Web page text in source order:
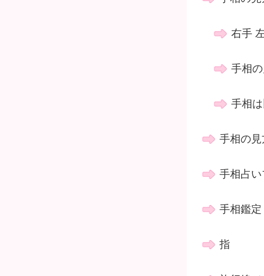
右手
手相
手相
手相の
手相占
手相鑑定
指